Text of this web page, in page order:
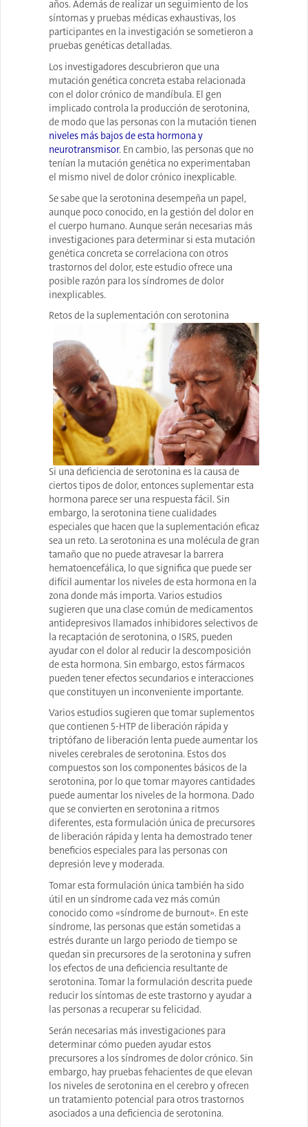
años. Además de realizar un seguimiento de los
síntomas y pruebas médicas exhaustivas, los
participantes en la investigación se sometieron a
pruebas genéticas detalladas.
Los investigadores descubrieron que una
mutación genética concreta estaba relacionada
con el dolor crónico de mandíbula. El gen
implicado controla la producción de serotonina,
de modo que las personas con la mutación tienen
niveles más bajos de esta hormona y
neurotransmisor. En cambio, las personas que no
tenían la mutación genética no experimentaban
el mismo nivel de dolor crónico inexplicable.
Se sabe que la serotonina desempeña un papel,
aunque poco conocido, en la gestión del dolor en
el cuerpo humano. Aunque serán necesarias más
investigaciones para determinar si esta mutación
genética concreta se correlaciona con otros
trastornos del dolor, este estudio ofrece una
posible razón para los síndromes de dolor
inexplicables.
Retos de la suplementación con serotonina
Si una deficiencia de serotonina es la causa de
ciertos tipos de dolor, entonces suplementar esta
hormona parece ser una respuesta fácil. Sin
embargo, la serotonina tiene cualidades
especiales que hacen que la suplementación eficaz
sea un reto. La serotonina es una molécula de gran
tamaño que no puede atravesar la barrera
hematoencefálica, lo que significa que puede ser
difícil aumentar los niveles de esta hormona en la
zona donde más importa. Varios estudios
sugieren que una clase común de medicamentos
antidepresivos llamados inhibidores selectivos de
la recaptación de serotonina, o ISRS, pueden
ayudar con el dolor al reducir la descomposición
de esta hormona. Sin embargo, estos fármacos
pueden tener efectos secundarios e interacciones
que constituyen un inconveniente importante.
Varios estudios sugieren que tomar suplementos
que contienen 5-HTP de liberación rápida y
triptófano de liberación lenta puede aumentar los
niveles cerebrales de serotonina. Estos dos
compuestos son los componentes básicos de la
serotonina, por lo que tomar mayores cantidades
puede aumentar los niveles de la hormona. Dado
que se convierten en serotonina a ritmos
diferentes, esta formulación única de precursores
de liberación rápida y lenta ha demostrado tener
beneficios especiales para las personas con
depresión leve y moderada.
Tomar esta formulación única también ha sido
útil en un síndrome cada vez más común
conocido como «síndrome de burnout». En este
síndrome, las personas que están sometidas a
estrés durante un largo periodo de tiempo se
quedan sin precursores de la serotonina y sufren
los efectos de una deficiencia resultante de
serotonina. Tomar la formulación descrita puede
reducir los síntomas de este trastorno y ayudar a
las personas a recuperar su felicidad.
Serán necesarias más investigaciones para
determinar cómo pueden ayudar estos
precursores a los síndromes de dolor crónico. Sin
embargo, hay pruebas fehacientes de que elevan
los niveles de serotonina en el cerebro y ofrecen
un tratamiento potencial para otros trastornos
asociados a una deficiencia de serotonina.